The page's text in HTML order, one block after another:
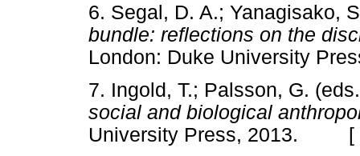
6. Segal, D. A.; Yanagisako,
bundle: reflections on the
London: Duke University
7. Ingold, T.; Palsson, G.
social and biological
University Press, 2013. [